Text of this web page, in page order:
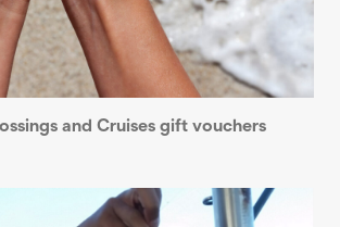
and Cruises gift vouchers